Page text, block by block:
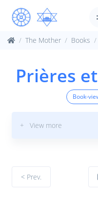
The Mother Books
Prières
Book-
+ View more
< Prev.